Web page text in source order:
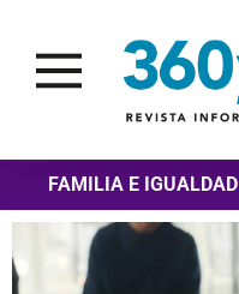
FAMILIA E IGUALDAD